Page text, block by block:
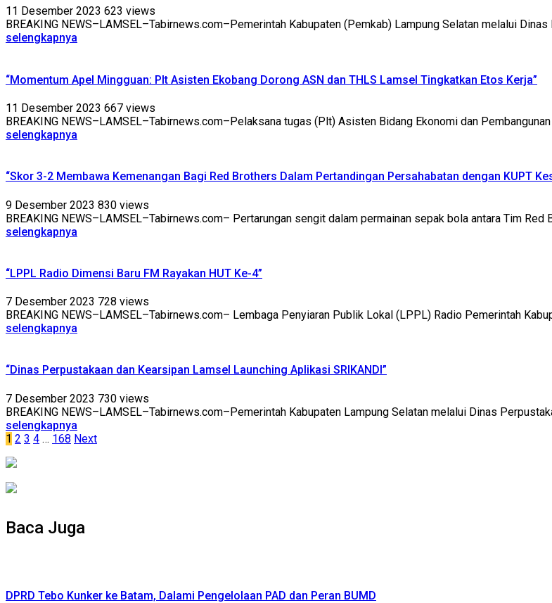
11 Desember 2023 623 views
BREAKING NEWS–LAMSEL–Tabirnews.com–Pemerintah Kabupaten (Pemkab) Lampung Selatan melalui
selengkapnya
“Momentum Apel Mingguan: Plt Asisten Ekobang Dorong ASN dan THLS Lamsel Tingkatkan Etos Kerja”
11 Desember 2023 667 views
BREAKING NEWS–LAMSEL–Tabirnews.com–Pelaksana tugas (Plt) Asisten Bidang Ekonomi dan
selengkapnya
“Skor 3-2 Membawa Kemenangan Bagi Red Brothers Dalam Pertandingan Persahabatan dengan KUPT
9 Desember 2023 830 views
BREAKING NEWS–LAMSEL–Tabirnews.com– Pertarungan sengit dalam permainan sepak bola antara Tim Red
selengkapnya
“LPPL Radio Dimensi Baru FM Rayakan HUT Ke-4”
7 Desember 2023 728 views
BREAKING NEWS–LAMSEL–Tabirnews.com– Lembaga Penyiaran Publik Lokal (LPPL) Radio Pemerintah
selengkapnya
“Dinas Perpustakaan dan Kearsipan Lamsel Launching Aplikasi SRIKANDI”
7 Desember 2023 730 views
BREAKING NEWS–LAMSEL–Tabirnews.com–Pemerintah Kabupaten Lampung Selatan melalui Dinas
selengkapnya
Paginasi
pos
1 2 3 4 … 168 Next
Baca Juga
DPRD Tebo Kunker ke Batam, Dalami Pengelolaan PAD dan Peran BUMD